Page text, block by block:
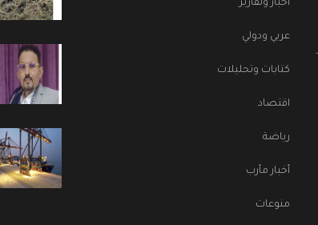
اخبار وتقارير
عربي ودولي
كتابات وتحليلات
اقتصاد
رياضة
أخبار مأرب
منوعات